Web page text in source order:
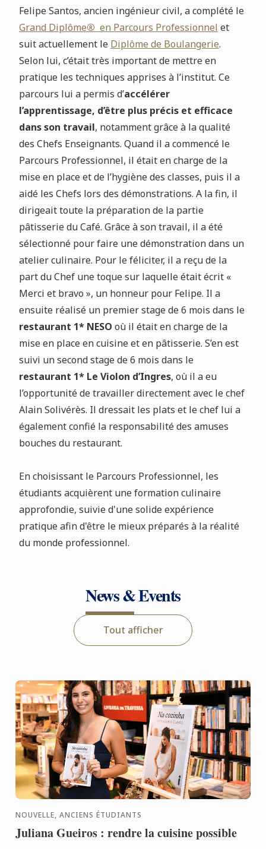
Felipe Santos, ancien ingénieur civil, a complété le
Grand Diplôme® en Parcours Professionnel et
suit actuellement le Diplôme de Boulangerie.
Selon lui, c’était très important de mettre en
pratique les techniques apprises à l’institut. Ce
parcours lui a permis d’accélérer
l’apprentissage, d’être plus précis et efficace
dans son travail, notamment grâce à la qualité
des Chefs Enseignants. Quand il a commencé le
Parcours Professionnel, il était en charge de la
mise en place et de l’hygiène des classes, puis il a
aidé les Chefs lors des démonstrations. A la fin, il
dirigeait toute la préparation de la partie
pâtisserie du Café. Grâce à son travail, il a été
sélectionné pour faire une démonstration dans un
atelier culinaire. Pour le féliciter, il a reçu de la
part du Chef une toque sur laquelle était écrit «
Merci et bravo », un honneur pour Felipe. Il a
ensuite réalisé un premier stage de 6 mois dans le
restaurant 1* NESO où il était en charge de la
mise en place en cuisine et en pâtisserie. S’en est
suivi un second stage de 6 mois dans le
restaurant 1* Le Violon d’Ingres, où il a eu
l’opportunité de travailler directement avec le chef
Alain Solivérès. Il dressait les plats et le chef lui a
également confié la responsabilité des amuses
bouches du restaurant.
En choisissant le Parcours Professionnel, les
étudiants acquièrent une formation culinaire
approfondie, suivie d'une solide expérience
pratique afin d'être le mieux préparés à la réalité
du monde professionnel.
News & Events
Tout afficher
NOUVELLE, ANCIENS ÉTUDIANTS
Juliana Gueiros : rendre la cuisine possible